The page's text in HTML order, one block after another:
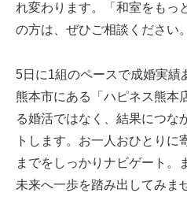
れ変わります。「和室をもっ
の方は、ぜひご相談ください。
5日に1組のペースで成婚実績
熊本市にある「ハピネス熊本
る婚活ではなく、結果につな
トします。お一人おひとり
までをしっかりナビゲート。
未来へ一歩を踏み出してみま